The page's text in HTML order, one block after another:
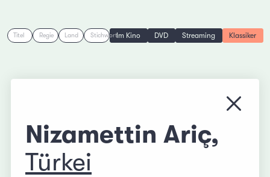
Titel Regie Land StichwortIm Kino DVD Streaming Klassiker
Menü
Nizamettin Ariç,
Türkei